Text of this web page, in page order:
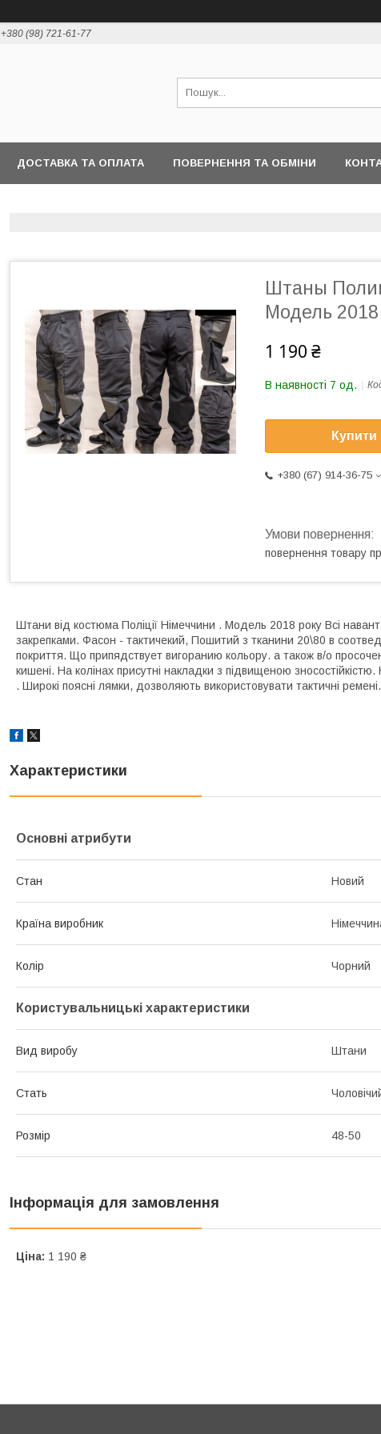
+380 (98) 721-61-77
ДОСТАВКА ТА ОПЛАТА ПОВЕРНЕННЯ ТА ОБМІНИ
Штаны
Модель
1 190 ₴
В наявності 7 од.
Купити
+380 (67) 914-36-75
повернення товару
Штани від костюма Поліції Німеччини . Модель 2018 року Всі
закрепками. Фасон - тактичекий, Пошитий з тканини 20\80 в
покриття. Що припядствует вигоранию кольору. а також в/о
кишені. На колінах присутні накладки з підвищеною
. Широкі поясні лямки, дозволяють використовувати тактичні ремені.
Характеристики
Основні атрибути
Стан Новий
Країна виробник
Колір Чорний
Користувальницькі характеристики
Вид виробу Штани
Стать
Розмір 48-50
Інформація для замовлення
Ціна: 1 190 ₴